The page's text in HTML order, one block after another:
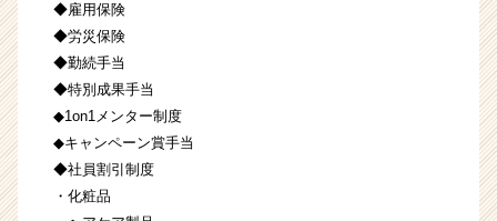
◆雇用保険
◆労災保険
◆勤続手当
◆特別成果手当
◆1on1メンター制度
◆キャンペーン賞手当
◆社員割引制度
・化粧品